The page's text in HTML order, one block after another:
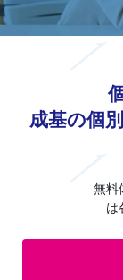
成基の個
無料
は